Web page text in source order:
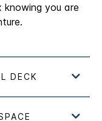
you are